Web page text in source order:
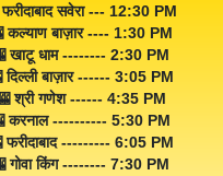
सवेरा --- 12:30 PM
कल्याण बाज़ार ---- 1:30 PM
खाटू धाम -------- 2:30 PM
दिल्ली बाज़ार ------ 3:05 PM
श्री गणेश ------ 4:35 PM
करनाल ---------- 5:30 PM
फरीदाबाद --------- 6:05 PM
गोवा किंग -------- 7:30 PM